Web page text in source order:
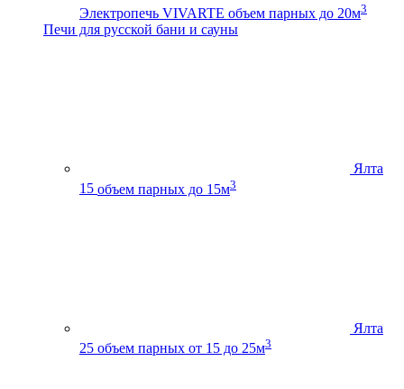
Электропечь VIVARTE объем парных до 20м3
Печи для русской бани и сауны
Ялта
15 объем парных до 15м3
Ялта
25 объем парных от 15 до 25м3